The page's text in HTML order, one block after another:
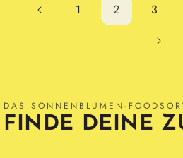
1 2 3
DAS SONNENBLUMEN-
FINDE DEINE